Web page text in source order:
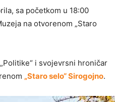
sa početkom u 18:00
na otvorenom „Staro
i svojevrsni hroničar
„Staro selo“ Sirogojno.